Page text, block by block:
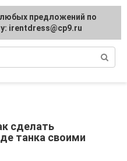
сделать
танка своими
предложений по
irentdress@cp9.ru